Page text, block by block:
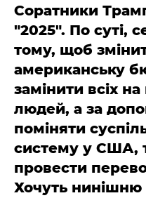
Соратники
"2025". По суті,
тому, щоб
американську
замінити всіх
людей, а за
поміняти
систему у США,
провести
Хочуть нинішню